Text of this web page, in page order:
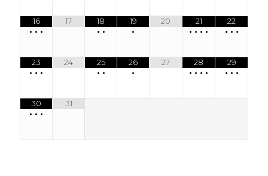
16
• • •
17
18
• •
19
•
20
21
• • • •
22
• • •
23
• • •
24
25
• •
26
•
27
28
• • • •
29
• • •
30
• • •
31